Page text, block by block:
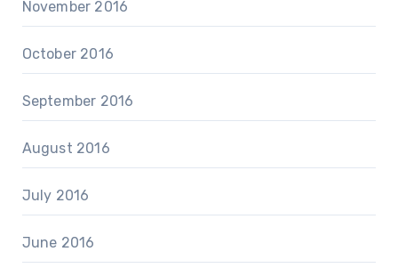
November 2016
October 2016
September 2016
August 2016
July 2016
June 2016